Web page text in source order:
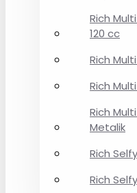
Rich
120 cc
Rich
Rich
Rich
Metalik
Rich
Rich